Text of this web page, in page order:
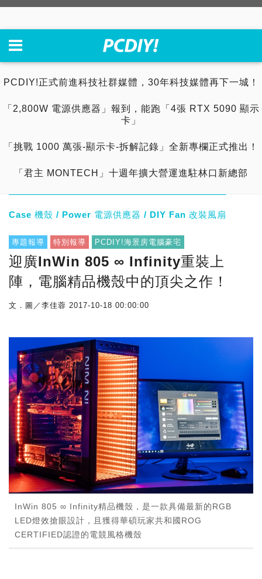
PCDIY!正式前進科技社群媒體，30年科技媒體再下一城！
「2,800W 電源供應器」報到，能跑「4張 RTX 5090 顯示
卡」
「挑戰 1000 萬張-顯示卡-拆解記錄」全新專欄正式推出！
「君主 MONTECH」十週年擴大營運進駐林口新總部
Case 機殼 / Power 電源供應器 / DIY Fan 改裝風扇
專題報導 特別報導 PCDIY!海景房電腦豪宅
迎廣InWin 805 ∞ Infinity重裝上
陣，電腦精品機殼中的頂尖之作！
文．圖／李佳蓉 2017-10-18 00:00:00
InWin 805 ∞ Infinity精品機殼，是一款具備最新的RGB
LED燈效搶眼設計，且獲得華碩玩家共和國ROG
CERTIFIED認證的電競風格機殼